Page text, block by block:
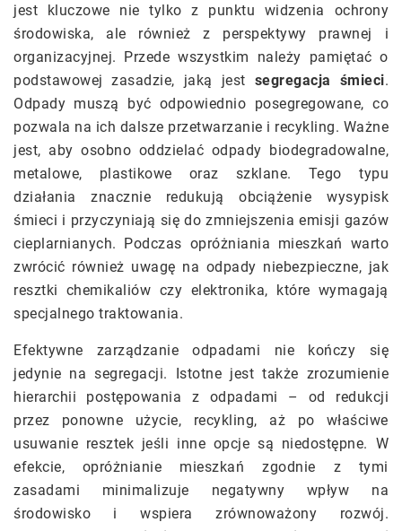
jest kluczowe nie tylko z punktu widzenia ochrony
środowiska, ale również z perspektywy prawnej i
organizacyjnej. Przede wszystkim należy pamiętać o
podstawowej zasadzie, jaką jest segregacja śmieci.
Odpady muszą być odpowiednio posegregowane, co
pozwala na ich dalsze przetwarzanie i recykling. Ważne
jest, aby osobno oddzielać odpady biodegradowalne,
metalowe, plastikowe oraz szklane. Tego typu
działania znacznie redukują obciążenie wysypisk
śmieci i przyczyniają się do zmniejszenia emisji gazów
cieplarnianych. Podczas opróżniania mieszkań warto
zwrócić również uwagę na odpady niebezpieczne, jak
resztki chemikaliów czy elektronika, które wymagają
specjalnego traktowania.
Efektywne zarządzanie odpadami nie kończy się
jedynie na segregacji. Istotne jest także zrozumienie
hierarchii postępowania z odpadami – od redukcji
przez ponowne użycie, recykling, aż po właściwe
usuwanie resztek jeśli inne opcje są niedostępne. W
efekcie, opróżnianie mieszkań zgodnie z tymi
zasadami minimalizuje negatywny wpływ na
środowisko i wspiera zrównoważony rozwój.